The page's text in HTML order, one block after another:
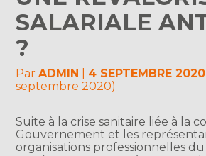
SALARIALE
?
ParADMIN 4 SEPTEMBRE 2020
septembre 2020)
Suite à la crise sanitaire liée à la
Gouvernement et les
organisations professionnelles